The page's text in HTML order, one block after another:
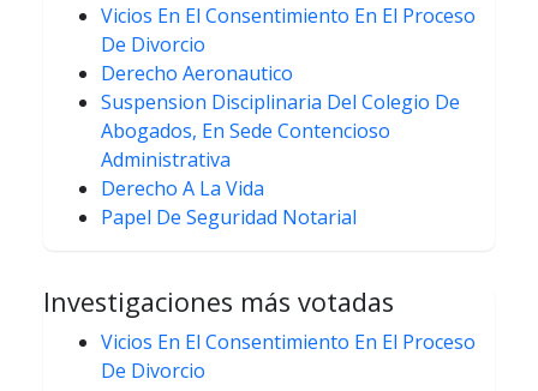
Vicios En El Consentimiento En El Proceso
De Divorcio
Derecho Aeronautico
Suspension Disciplinaria Del Colegio De
Abogados, En Sede Contencioso
Administrativa
Derecho A La Vida
Papel De Seguridad Notarial
Investigaciones más votadas
Vicios En El Consentimiento En El Proceso
De Divorcio